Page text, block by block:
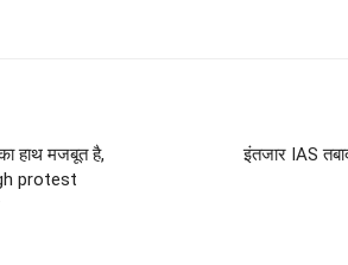
हाथ मजबूत है,
protest
इंतजार IAS